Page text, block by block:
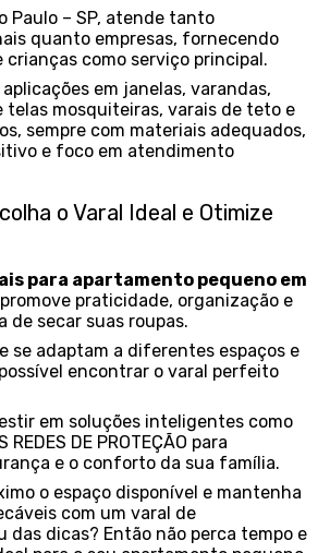
Paulo – SP, atende tanto
quanto empresas, fornecendo
crianças como serviço principal.
em janelas, varandas,
telas mosquiteiras, varais de teto e
sempre com materiais adequados,
e foco em atendimento
o Varal Ideal e Otimize
para apartamento pequeno em
praticidade, organização e
de secar suas roupas.
se adaptam a diferentes espaços e
encontrar o varal perfeito
em soluções inteligentes como
REDES DE PROTEÇÃO para
e o conforto da sua família.
o espaço disponível e mantenha
com um varal de
das dicas? Então não perca tempo e